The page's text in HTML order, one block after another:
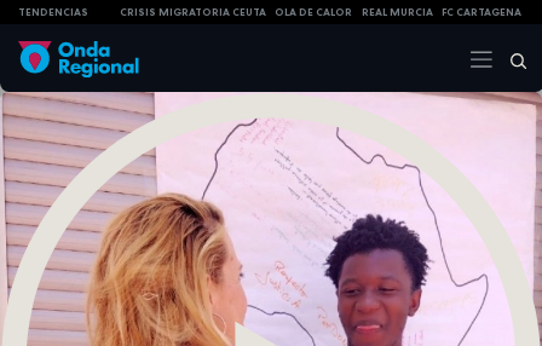
TENDENCIAS CRISIS MIGRATORIA CEUTA OLA DE CALOR REAL MURCIA FC CARTAGENA